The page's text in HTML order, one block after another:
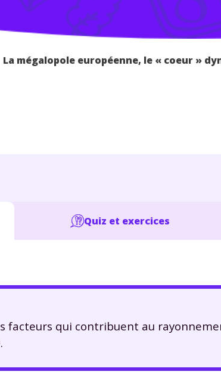
La mégalopole européenne, le « coeur »
Quiz et exercices
facteurs qui contribuent au